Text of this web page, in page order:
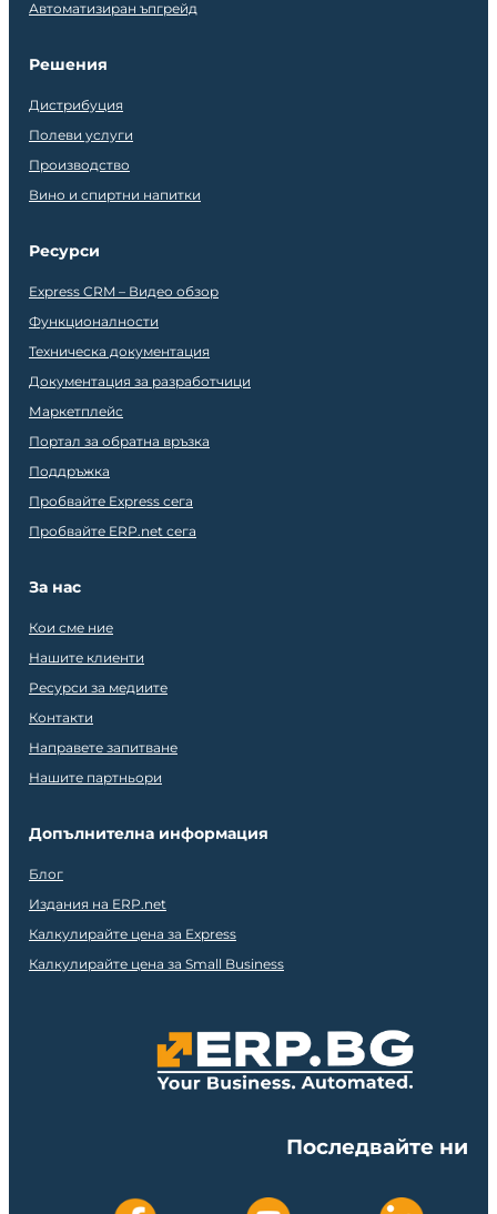
Автоматизиран ъпгрейд
Решения
Дистрибуция
Полеви услуги
Производство
Вино и спиртни напитки
Ресурси
Express CRM – Видео обзор
Функционалности
Техническа документация
Документация за разработчици
Маркетплейс
Портал за обратна връзка
Поддръжка
Пробвайте Express сега
Пробвайте ERP.net сега
За нас
Кои сме ние
Нашите клиенти
Ресурси за медиите
Контакти
Направете запитване
Нашите партньори
Допълнителна информация
Блог
Издания на ERP.net
Калкулирайте цена за Express
Калкулирайте цена за Small Business
Последвайте ни